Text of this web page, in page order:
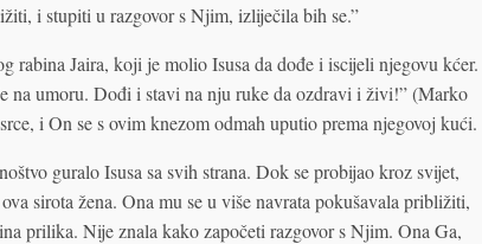
i stupiti u razgovor s Njim, izliječila bih se.”
rabina Jaira, koji je molio Isusa da dođe i iscijeli njegovu kćer.
na umoru. Dođi i stavi na nju ruke da ozdravi i živi!” (Marko
i On se s ovim knezom odmah uputio prema njegovoj kući.
guralo Isusa sa svih strana. Dok se probijao kroz svijet,
sirota žena. Ona mu se u više navrata pokušavala približiti,
prilika. Nije znala kako započeti razgovor s Njim. Ona Ga,